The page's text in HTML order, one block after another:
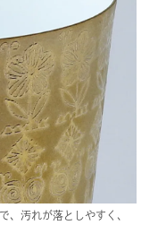
、汚れが落としやすく、